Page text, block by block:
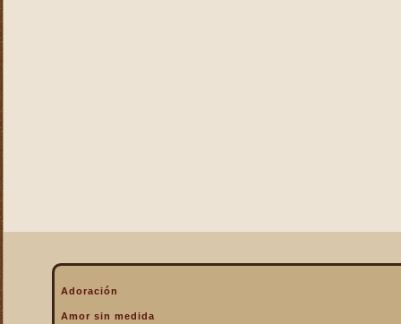
Encarnación
La Eucaristía y la Pasión
Adoración
Amor sin medida